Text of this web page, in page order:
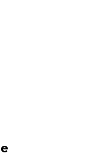
Esperienze